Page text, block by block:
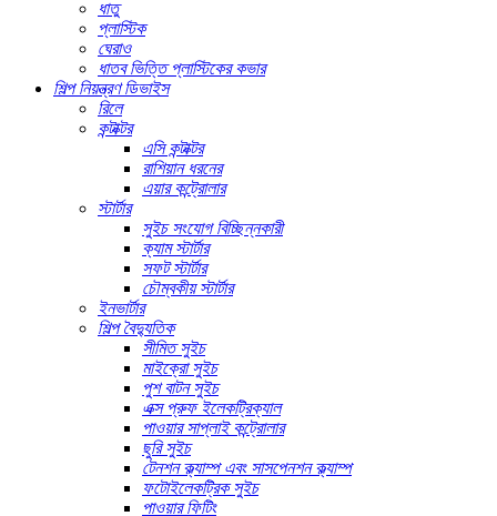
ধাতু
প্লাস্টিক
ঘেরাও
ধাতব ভিত্তি প্লাস্টিকের কভার
শিল্প নিয়ন্ত্রণ ডিভাইস
রিলে
কন্টাক্টর
এসি কন্টাক্টর
রাশিয়ান ধরনের
এয়ার কন্ট্রোলার
স্টার্টার
সুইচ সংযোগ বিচ্ছিন্নকারী
ক্যাম স্টার্টার
সফট স্টার্টার
চৌম্বকীয় স্টার্টার
ইনভার্টার
শিল্প বৈদ্যুতিক
সীমিত সুইচ
মাইক্রো সুইচ
পুশ বাটন সুইচ
এক্স প্রুফ ইলেকট্রিক্যাল
পাওয়ার সাপ্লাই কন্ট্রোলার
ছুরি সুইচ
টেনশন ক্ল্যাম্প এবং সাসপেনশন ক্ল্যাম্প
ফটোইলেকট্রিক সুইচ
পাওয়ার ফিটিং